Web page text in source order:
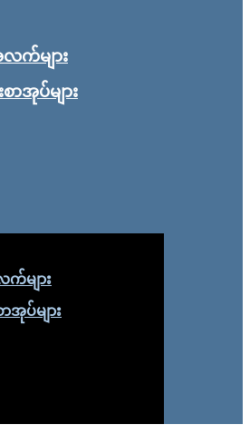
က်များ
အုပ်များ
များ
ပ်များ